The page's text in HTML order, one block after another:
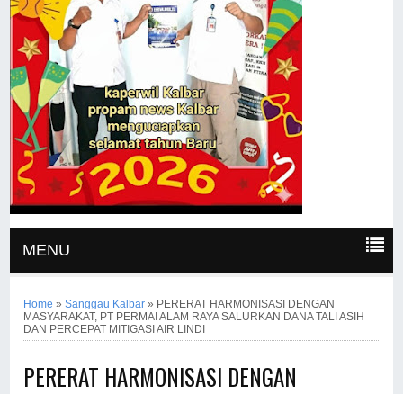
MENU
Home »Sanggau Kalbar » PERERAT HARMONISASI DENGAN
MASYARAKAT, PT PERMAI ALAM RAYA SALURKAN DANA TALI ASIH
DAN PERCEPAT MITIGASI AIR LINDI
PERERAT HARMONISASI DENGAN